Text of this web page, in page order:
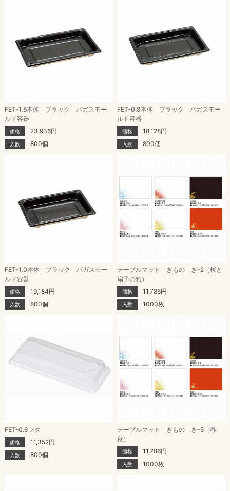
FET-1.5本体 ブラック バガスモー
ルド容器
価格 23,936円
入数 800個
FET-0.8本体 ブラック バガスモー
ルド容器
価格 18,128円
入数 800個
FET-1.0本体 ブラック バガスモー
ルド容器
価格 19,184円
入数 800個
テーブルマット きもの き-2（桜と
扇子の雅）
価格 11,786円
入数 1000枚
FET-0.6フタ
価格 11,352円
入数 800個
テーブルマット きもの き-5（春
秋）
価格 11,786円
入数 1000枚